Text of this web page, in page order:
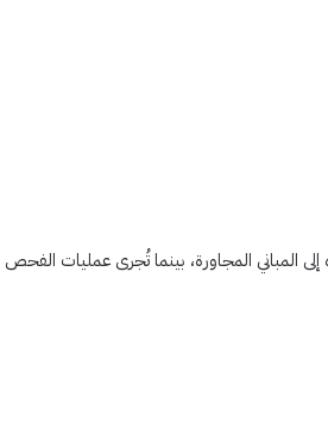
المباني المجاورة، بينما تُجرى عمليات الفحص